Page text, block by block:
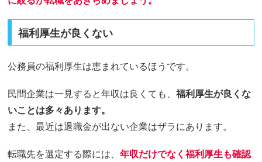
福利厚生が良くない
公務員の福利厚生は恵まれているほうです。
民間企業は一見すると年収は良くても、福利厚生が良くな
いことは多々あります。
また、最近は退職金が出ない企業はザラにあります。
転職先を選定する際には、年収だけでなく福利厚生も確認